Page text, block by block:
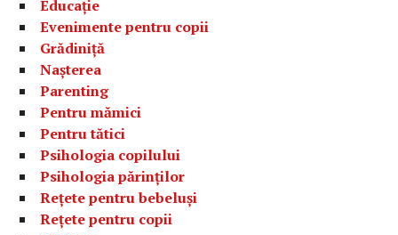
Educație
Evenimente pentru copii
Grădiniță
Nașterea
Parenting
Pentru mămici
Pentru tătici
Psihologia copilului
Psihologia părinților
Rețete pentru bebeluși
Rețete pentru copii